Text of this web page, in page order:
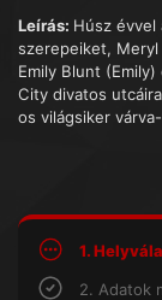
Leírás: Húsz évvel
szerepeiket,
Emily Blunt
City divatos
os világsiker
1.
2. Adatok